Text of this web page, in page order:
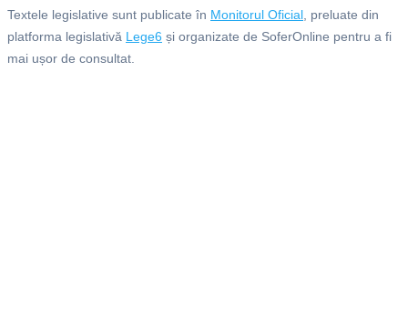
Textele legislative sunt publicate în Monitorul Oficial , preluate din
platforma legislativă Lege6 și organizate de SoferOnline pentru a fi
mai ușor de consultat.